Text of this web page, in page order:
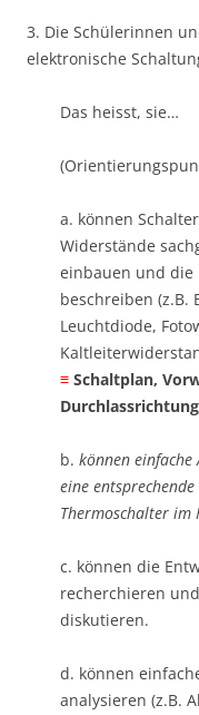
3. Die Schülerinnen
elektronische
Das heisst, sie…
a. können
Widerstände
einbauen und die
beschreiben (z.B.
Leuchtdiode,
≡ Schaltplan,
b. können einfache
eine
Thermoschalter im
c. können die
recherchieren
diskutieren.
d. können
analysieren (z.B.